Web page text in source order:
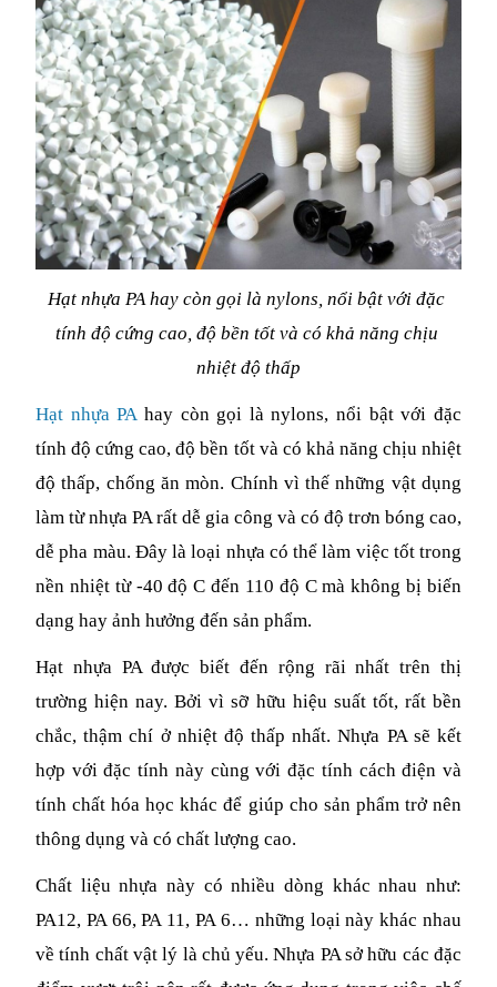
Hạt nhựa PA hay còn gọi là nylons, nổi bật với đặc
tính độ cứng cao, độ bền tốt và có khả năng chịu
nhiệt độ thấp
Hạt nhựa PA hay còn gọi là nylons, nổi bật với đặc
tính độ cứng cao, độ bền tốt và có khả năng chịu nhiệt
độ thấp, chống ăn mòn. Chính vì thế những vật dụng
làm từ nhựa PA rất dễ gia công và có độ trơn bóng cao,
dễ pha màu. Đây là loại nhựa có thể làm việc tốt trong
nền nhiệt từ -40 độ C đến 110 độ C mà không bị biến
dạng hay ảnh hưởng đến sản phẩm.
Hạt nhựa PA được biết đến rộng rãi nhất trên thị
trường hiện nay. Bởi vì sỡ hữu hiệu suất tốt, rất bền
chắc, thậm chí ở nhiệt độ thấp nhất. Nhựa PA sẽ kết
hợp với đặc tính này cùng với đặc tính cách điện và
tính chất hóa học khác để giúp cho sản phẩm trở nên
thông dụng và có chất lượng cao.
Chất liệu nhựa này có nhiều dòng khác nhau như:
PA12, PA 66, PA 11, PA 6… những loại này khác nhau
về tính chất vật lý là chủ yếu. Nhựa PA sở hữu các đặc